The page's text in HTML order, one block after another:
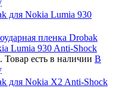
для Nokia Lumia 930
пленка Drobak
Lumia 930 Anti-Shock
Товар есть в наличии В
для Nokia X2 Anti-Shock